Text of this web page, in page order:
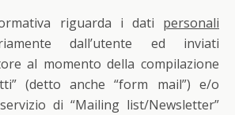
riguarda i dati personali
dall’utente ed inviati
al momento della compilazione
(detto anche “form mail”) e/o
di “Mailing list/Newsletter”